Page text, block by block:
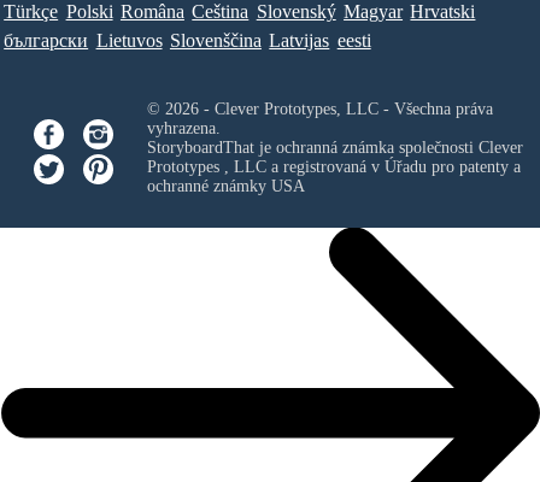
Türkçe Polski Româna Ceština Slovenský Magyar Hrvatski
български Lietuvos Slovenščina Latvijas eesti
© 2026 - Clever Prototypes, LLC - Všechna práva
vyhrazena.
StoryboardThat je ochranná známka společnosti Clever
Prototypes , LLCa registrovaná v Úřadu pro patenty a
ochranné známky USA